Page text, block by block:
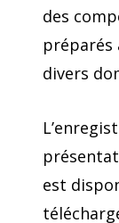
des
divers
est